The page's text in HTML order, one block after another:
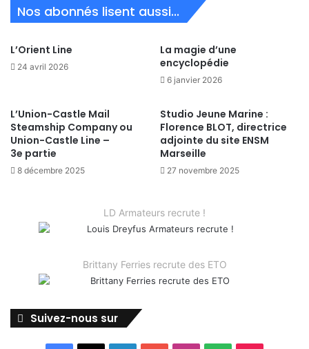
Nos abonnés lisent aussi...
L’Orient Line
24 avril 2026
La magie d’une
encyclopédie
6 janvier 2026
L’Union-Castle Mail
Steamship Company ou
Union-Castle Line –
3e partie
8 décembre 2025
Studio Jeune Marine :
Florence BLOT, directrice
adjointe du site ENSM
Marseille
27 novembre 2025
LD Armateurs recrute !
Brittany Ferries recrute des ETO
Suivez-nous sur